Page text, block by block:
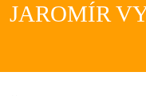
JAROMÍR